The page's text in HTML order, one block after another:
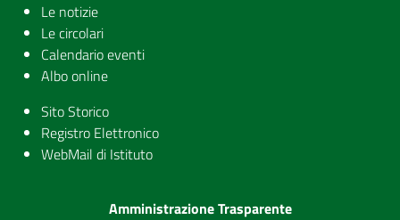
Le notizie
Le circolari
Calendario eventi
Albo online
Sito Storico
Registro Elettronico
WebMail di Istituto
Amministrazione Trasparente